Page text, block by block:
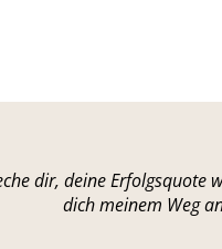
dir, deine Erfolgsquote
dich meinem Weg